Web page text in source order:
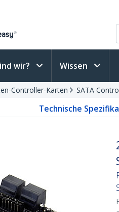
wir? Wissen
Controller-Karten SATA
Technische